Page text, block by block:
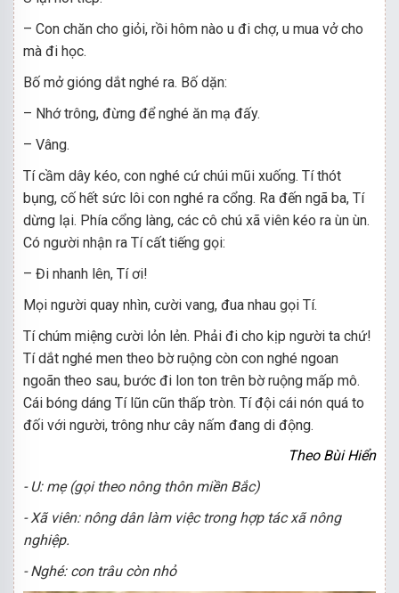
– Con chăn cho giỏi, rồi hôm nào u đi chợ, u mua vở cho
mà đi học.
Bố mở gióng dắt nghé ra. Bố dặn:
– Nhớ trông, đừng để nghé ăn mạ đấy.
– Vâng.
Tí cầm dây kéo, con nghé cứ chúi mũi xuống. Tí thót
bụng, cố hết sức lôi con nghé ra cổng. Ra đến ngã ba, Tí
dừng lại. Phía cổng làng, các cô chú xã viên kéo ra ùn ùn.
Có người nhận ra Tí cất tiếng gọi:
– Đi nhanh lên, Tí ơi!
Mọi người quay nhìn, cười vang, đua nhau gọi Tí.
Tí chúm miệng cười lỏn lẻn. Phải đi cho kịp người ta chứ!
Tí dắt nghé men theo bờ ruộng còn con nghé ngoan
ngoãn theo sau, bước đi lon ton trên bờ ruộng mấp mô.
Cái bóng dáng Tí lũn cũn thấp tròn. Tí đội cái nón quá to
đối với người, trông như cây nấm đang di động.
Theo Bùi Hiển
- U: mẹ (gọi theo nông thôn miền Bắc)
- Xã viên: nông dân làm việc trong hợp tác xã nông
nghiệp.
- Nghé: con trâu còn nhỏ